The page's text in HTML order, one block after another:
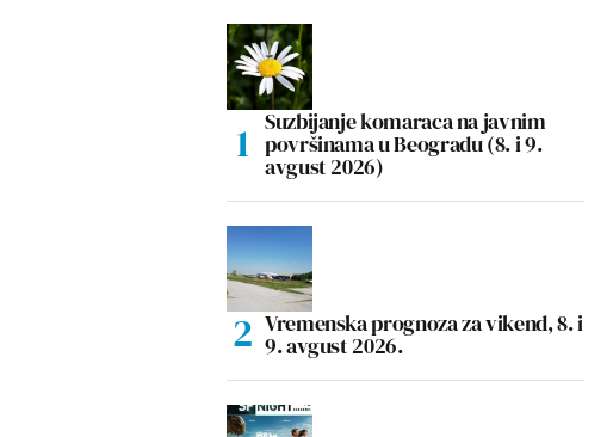
Suzbijanje komaraca na javnim
površinama u Beogradu (8. i 9.
avgust 2026)
Vremenska prognoza za vikend, 8. i
9. avgust 2026.